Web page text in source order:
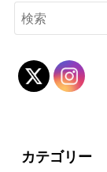
カテゴリー